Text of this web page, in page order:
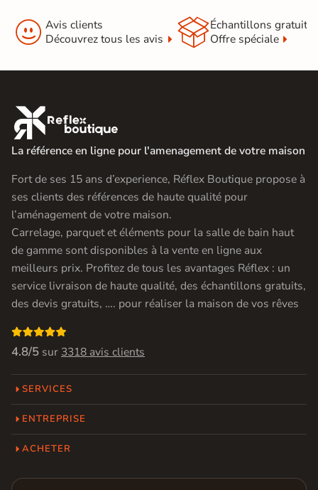
 Avis clients
Découvrez tous les avis
Échantillons gratuit
Offre spéciale

La référence en ligne pour l'amenagement de votre maison
Fort de ses 15 ans d’experience, Réflex Boutique propose à
ses clients des références de haute qualité pour
l’aménagement de votre maison.
Carrelage, parquet et éléments pour la salle de bain haut
de gamme sont disponibles à la vente en ligne aux
meilleurs prix. Profitez de tous les avantages Réflex : un
service livraison de haute qualité, des échantillons gratuits,
des devis gratuits, …. pour réaliser la maison de vos rêves

4.8/5 sur 3318 avis clients
SERVICES
ENTREPRISE
ACHETER